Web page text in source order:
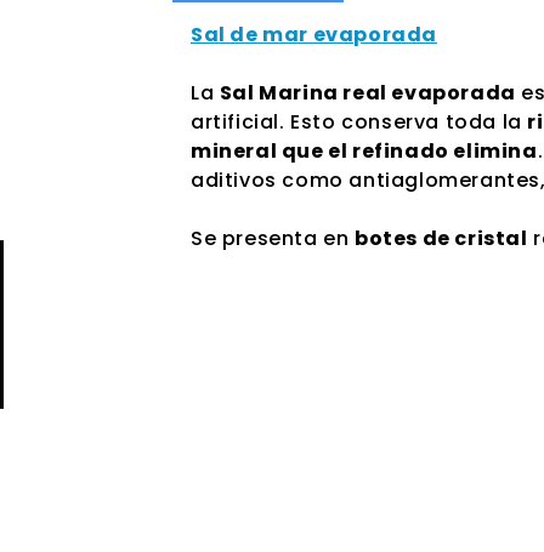
Sal de mar evaporada
La Sal Marina real evaporada
artificial. Esto conserva toda la
mineral que el refinado elimina
aditivos como
Se presenta en botes de cristal